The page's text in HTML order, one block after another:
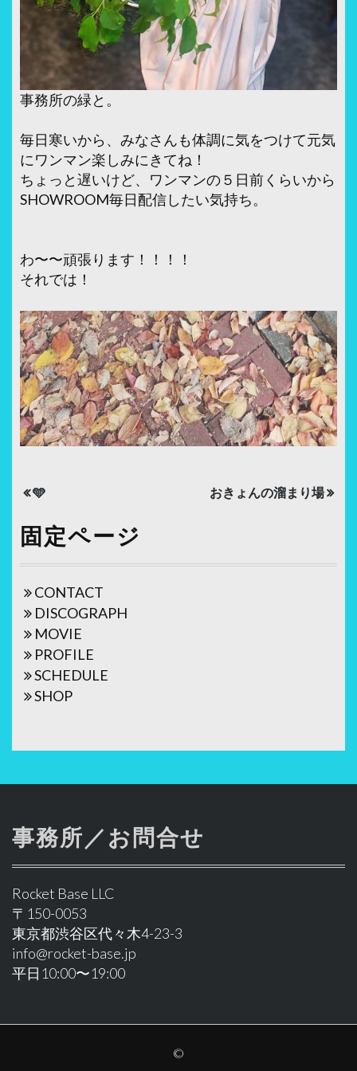
事務所の緑と。
毎日寒いから、みなさんも体調に気をつけて元気
にワンマン楽しみにきてね！
ちょっと遅いけど、ワンマンの５日前くらいから
SHOWROOM毎日配信したい気持ち。
わ〜〜頑張ります！！！！
それでは！
投
稿
ナ
ビ
ゲ
ー
シ
ョ
ン
🩵 おきょんの溜まり場
固定ページ
CONTACT
DISCOGRAPH
MOVIE
PROFILE
SCHEDULE
SHOP
事務所／お問合せ
Rocket Base LLC
〒150-0053
東京都渋谷区代々木4-23-3
info@rocket-base.jp
平日10:00〜19:00
©